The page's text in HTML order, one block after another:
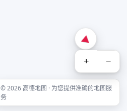
+ −
© 2026 高德地图 · 为您提供准确的地图服
务